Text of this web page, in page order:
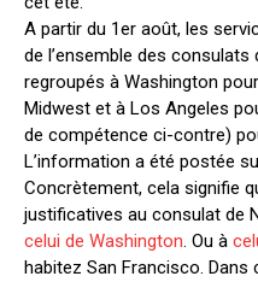
A partir du 1er août, les
de l’ensemble des
regroupés à Washington
Midwest et à Los Angeles
de compétence ci-contre)
L’information a été postée
Concrètement, cela signifie
justificatives au consulat de
celui de Washington. Ou à
habitez San Francisco.